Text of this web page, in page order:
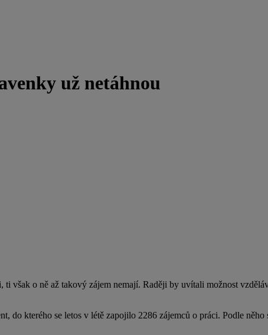
už netáhnou
ti však o ně až takový zájem nemají. Raději by uvítali možnost
do kterého se letos v létě zapojilo 2286 zájemců o práci. Podle